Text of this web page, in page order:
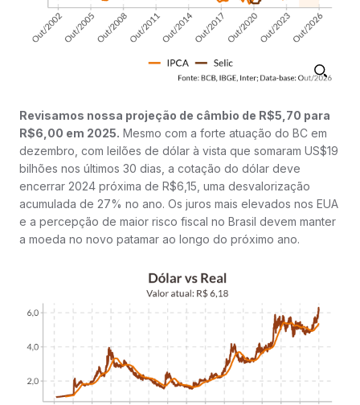
Revisamos nossa projeção de câmbio de R$5,70 para
R$6,00 em 2025. Mesmo com a forte atuação do BC em
dezembro, com leilões de dólar à vista que somaram US$19
bilhões nos últimos 30 dias, a cotação do dólar deve
encerrar 2024 próxima de R$6,15, uma desvalorização
acumulada de 27% no ano. Os juros mais elevados nos EUA
e a percepção de maior risco fiscal no Brasil devem manter
a moeda no novo patamar ao longo do próximo ano.